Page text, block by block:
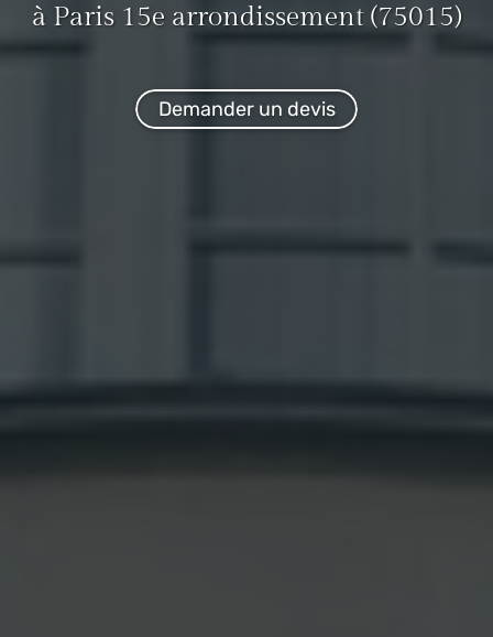
à Paris 15e arrondissement (75015)
Demander un devis